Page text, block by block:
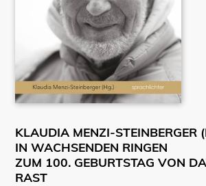
KLAUDIA MENZI-STEINBERGER
IN WACHSENDEN RINGEN
ZUM 100. GEBURTSTAG VON
RAST